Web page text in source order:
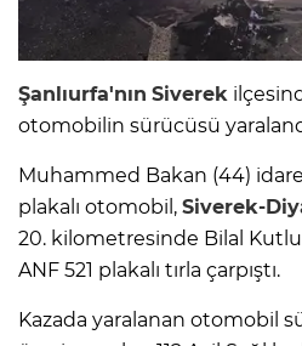
Şanlıurfa'nın Siverek
otomobilin sürücüsü
Muhammed Bakan (44)
plakalı otomobil, Siverek-
20. kilometresinde Bilal
ANF 521 plakalı tırla çarpıştı.
Kazada yaralanan otomobil